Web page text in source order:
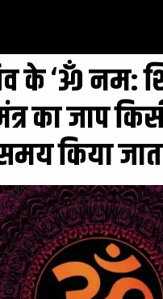
के ‘ॐ नम:
का जाप
किया